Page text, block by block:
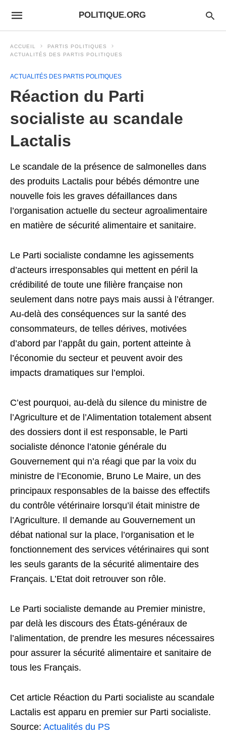
POLITIQUE.ORG
ACCUEIL
PARTIS POLITIQUES
ACTUALITÉS DES PARTIS POLITIQUES
ACTUALITÉS DES PARTIS POLITIQUES
Réaction du Parti
socialiste au scandale
Lactalis
Le scandale de la présence de salmonelles dans
des produits Lactalis pour bébés démontre une
nouvelle fois les graves défaillances dans
l’organisation actuelle du secteur agroalimentaire
en matière de sécurité alimentaire et sanitaire.
Le Parti socialiste condamne les agissements
d’acteurs irresponsables qui mettent en péril la
crédibilité de toute une filière française non
seulement dans notre pays mais aussi à l’étranger.
Au-delà des conséquences sur la santé des
consommateurs, de telles dérives, motivées
d’abord par l’appât du gain, portent atteinte à
l’économie du secteur et peuvent avoir des
impacts dramatiques sur l’emploi.
C’est pourquoi, au-delà du silence du ministre de
l’Agriculture et de l’Alimentation totalement absent
des dossiers dont il est responsable, le Parti
socialiste dénonce l’atonie générale du
Gouvernement qui n’a réagi que par la voix du
ministre de l’Economie, Bruno Le Maire, un des
principaux responsables de la baisse des effectifs
du contrôle vétérinaire lorsqu’il était ministre de
l’Agriculture. Il demande au Gouvernement un
débat national sur la place, l’organisation et le
fonctionnement des services vétérinaires qui sont
les seuls garants de la sécurité alimentaire des
Français. L’Etat doit retrouver son rôle.
Le Parti socialiste demande au Premier ministre,
par delà les discours des États-généraux de
l’alimentation, de prendre les mesures nécessaires
pour assurer la sécurité alimentaire et sanitaire de
tous les Français.
Cet article Réaction du Parti socialiste au scandale
Lactalis est apparu en premier sur Parti socialiste.
Source: Actualités du PS